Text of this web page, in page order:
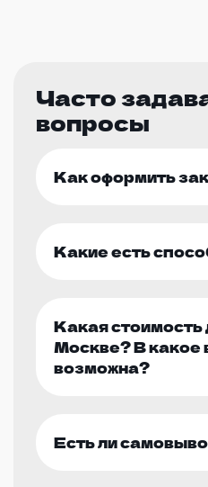
Часто
вопросы
Как оформить
Какие есть
Какая стоимость
Москве? В какое
возможна?
Есть ли